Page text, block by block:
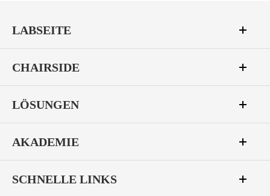
LABSEITE
CHAIRSIDE
LÖSUNGEN
AKADEMIE
SCHNELLE LINKS